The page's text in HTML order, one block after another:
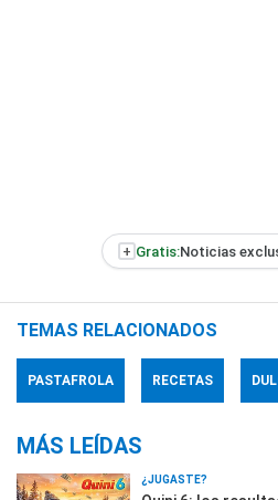
+ Gratis:Noticias
TEMAS RELACIONADOS
PASTAFROLA RECETAS
MÁS LEÍDAS
¿JUGASTE?